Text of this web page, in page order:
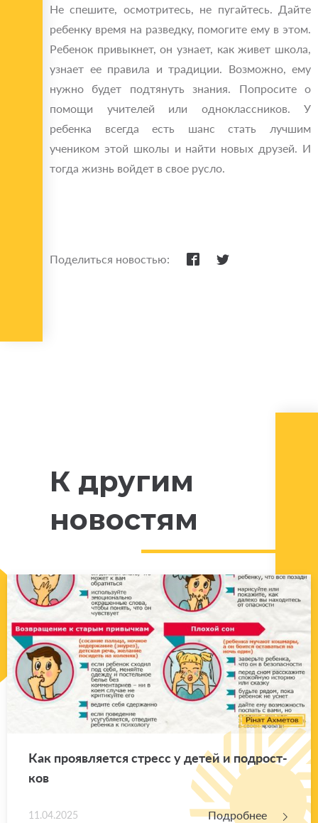
Не спешите, осмотритесь, не пугайтесь. Дайте
ребенку время на разведку, помогите ему в этом.
Ребенок привыкнет, он узнает, как живет школа,
узнает ее правила и традиции. Возможно, ему
нужно будет подтянуть знания. Попросите о
помощи учителей или одноклассников. У
ребенка всегда есть шанс стать лучшим
учеником этой школы и найти новых друзей. И
тогда жизнь войдет в свое русло.
Поделиться новостью:
К другим
новостям
Как про­яв­ля­ет­ся стресс у детей и под­рост­
ков
11.04.2025 Подробнее